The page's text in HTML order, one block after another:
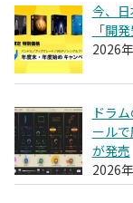
今、
「開
2026
ドラ
ール
が発売
2026